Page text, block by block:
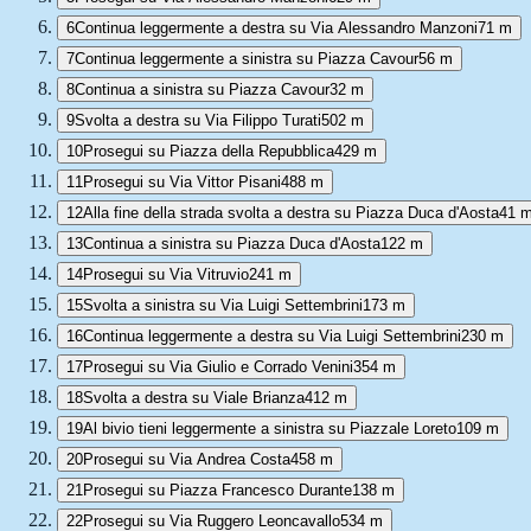
6Continua leggermente a destra su Via Alessandro Manzoni71 m
7Continua leggermente a sinistra su Piazza Cavour56 m
8Continua a sinistra su Piazza Cavour32 m
9Svolta a destra su Via Filippo Turati502 m
10Prosegui su Piazza della Repubblica429 m
11 Prosegui su Via Vittor Pisani488 m
12Alla fine della strada svolta a destra su Piazza Duca d'Aosta41
13Continua a sinistra su Piazza Duca d'Aosta122 m
14Prosegui su Via Vitruvio241 m
15Svolta a sinistra su Via Luigi Settembrini173 m
16Continua leggermente a destra su Via Luigi Settembrini230 m
17Prosegui su Via Giulio e Corrado Venini354 m
18Svolta a destra su Viale Brianza412 m
19Al bivio tieni leggermente a sinistra su Piazzale Loreto109 m
20Prosegui su Via Andrea Costa458 m
21 Prosegui su Piazza Francesco Durante138 m
22Prosegui su Via Ruggero Leoncavallo534 m